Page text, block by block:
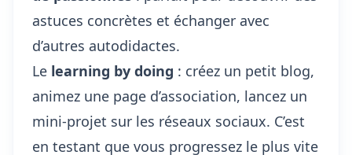
astuces concrètes et échanger avec
d’autres autodidactes.
Le learning by doing : créez un petit blog,
animez une page d’association, lancez un
mini-projet sur les réseaux sociaux. C’est
en testant que vous progressez le plus vite